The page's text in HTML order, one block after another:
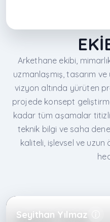
Arkethane ekibi,
uzmanlaşmış, tasarım
vizyon altında yürüten
projede konsept
kadar tüm aşamalar
teknik bilgi ve saha
kaliteli, işlevsel ve
Seyithan Yılmaz